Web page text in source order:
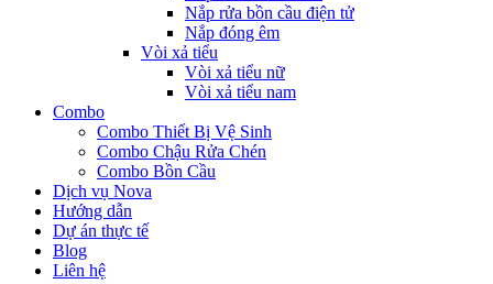
Nắp rửa bồn cầu điện tử
Nắp đóng êm
Vòi xả tiểu
Vòi xả tiểu nữ
Vòi xả tiểu nam
Combo
Combo Thiết Bị Vệ Sinh
Combo Chậu Rửa Chén
Combo Bồn Cầu
Dịch vụ Nova
Hướng dẫn
Dự án thực tế
Blog
Liên hệ